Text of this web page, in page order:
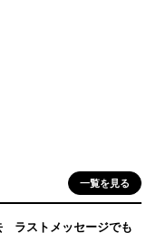
一覧を見る
ラストメッセージでも